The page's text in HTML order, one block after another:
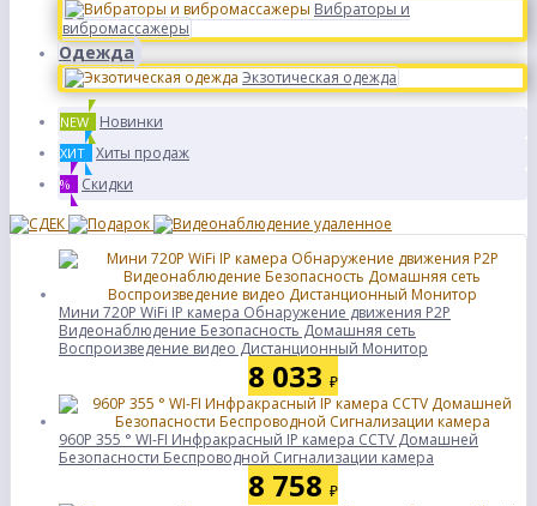
Вибраторы и
вибромассажеры
Одежда
Экзотическая одежда
NEW Новинки
ХИТ Хиты продаж
% Скидки
Мини 720P WiFi IP камера Обнаружение движения P2P
Видеонаблюдение Безопасность Домашняя сеть
Воспроизведение видео Дистанционный Монитор
8 033 ₽
960P 355 ° WI-FI Инфракрасный IP камера CCTV Домашней
Безопасности Беспроводной Сигнализации камера
8 758 ₽